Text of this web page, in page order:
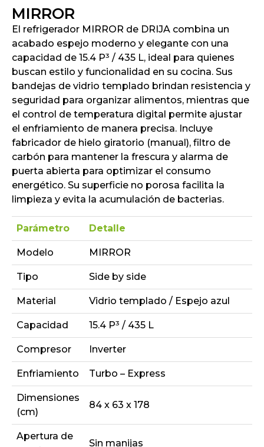
MIRROR
El refrigerador MIRROR de DRIJA combina un
acabado espejo moderno y elegante con una
capacidad de 15.4 P³ / 435 L, ideal para quienes
buscan estilo y funcionalidad en su cocina. Sus
bandejas de vidrio templado brindan resistencia y
seguridad para organizar alimentos, mientras que
el control de temperatura digital permite ajustar
el enfriamiento de manera precisa. Incluye
fabricador de hielo giratorio (manual), filtro de
carbón para mantener la frescura y alarma de
puerta abierta para optimizar el consumo
energético. Su superficie no porosa facilita la
limpieza y evita la acumulación de bacterias.
Parámetro Detalle
Modelo MIRROR
Tipo Side by side
Material Vidrio templado / Espejo azul
Capacidad 15.4 P³ / 435 L
Compresor Inverter
Enfriamiento Turbo – Express
Dimensiones
(cm)
84 x 63 x 178
Apertura de
Sin manijas